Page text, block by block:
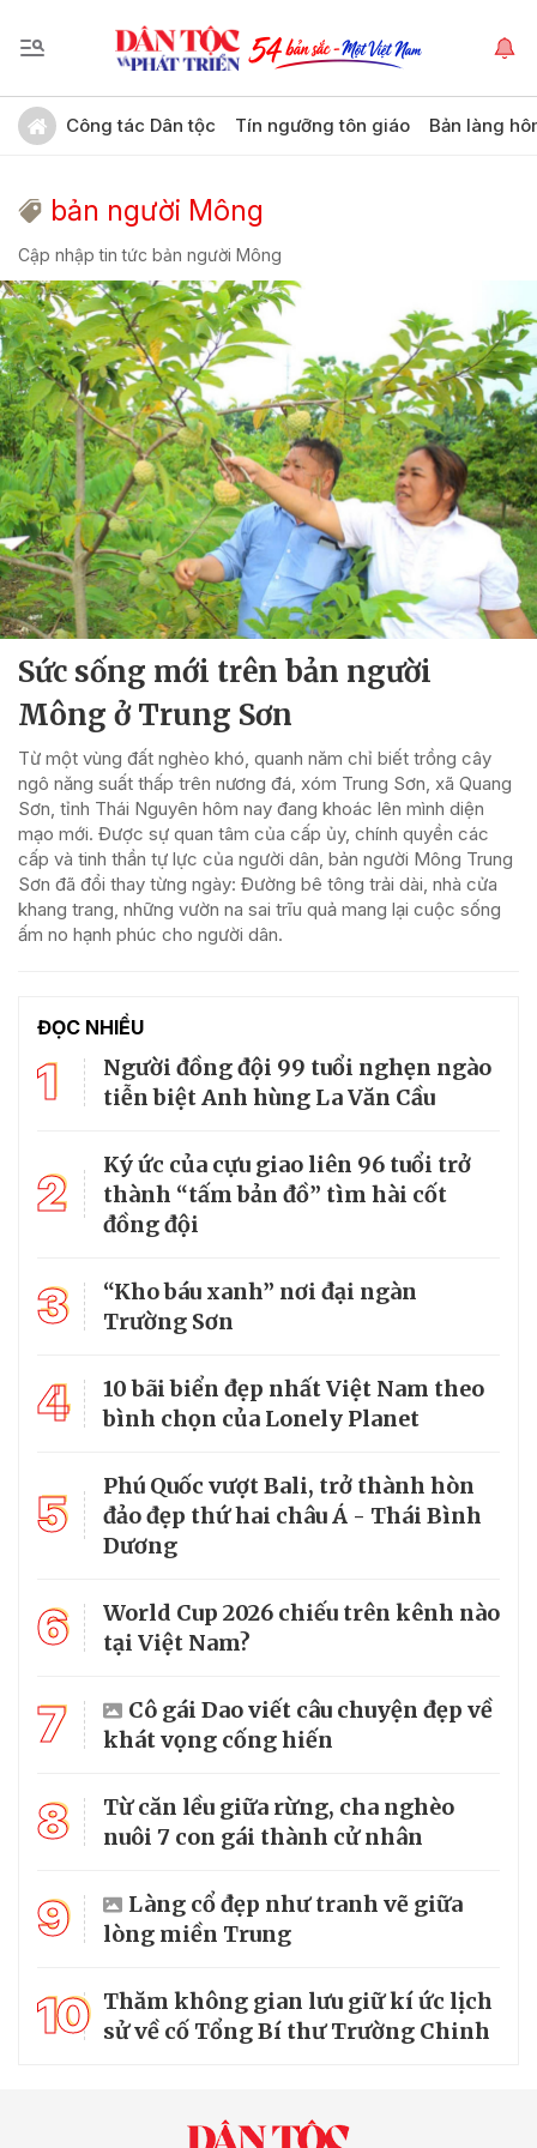
Công tác Dân tộc Tín ngưỡng tôn giáo Bản làng
bản người Mông
Cập nhập tin tức bản người Mông
Sức sống mới trên bản người
Mông ở Trung Sơn
Từ một vùng đất nghèo khó, quanh năm chỉ biết trồng cây
ngô năng suất thấp trên nương đá, xóm Trung Sơn, xã Quang
Sơn, tỉnh Thái Nguyên hôm nay đang khoác lên mình diện
mạo mới. Được sự quan tâm của cấp ủy, chính quyền các
cấp và tinh thần tự lực của người dân, bản người Mông Trung
Sơn đã đổi thay từng ngày: Đường bê tông trải dài, nhà cửa
khang trang, những vườn na sai trĩu quả mang lại cuộc sống
ấm no hạnh phúc cho người dân.
ĐỌC NHIỀU
1
Người đồng đội 99 tuổi nghẹn ngào
tiễn biệt Anh hùng La Văn Cầu
2
Ký ức của cựu giao liên 96 tuổi trở
thành “tấm bản đồ” tìm hài cốt
đồng đội
3
“Kho báu xanh” nơi đại ngàn
Trường Sơn
4
10 bãi biển đẹp nhất Việt Nam theo
bình chọn của Lonely Planet
5
Phú Quốc vượt Bali, trở thành hòn
đảo đẹp thứ hai châu Á - Thái Bình
Dương
6
World Cup 2026 chiếu trên kênh nào
tại Việt Nam?
7
Cô gái Dao viết câu chuyện đẹp về
khát vọng cống hiến
8
Từ căn lều giữa rừng, cha nghèo
nuôi 7 con gái thành cử nhân
9
Làng cổ đẹp như tranh vẽ giữa
lòng miền Trung
10 Thăm không gian lưu giữ kí ức lịch
sử về cố Tổng Bí thư Trường Chinh